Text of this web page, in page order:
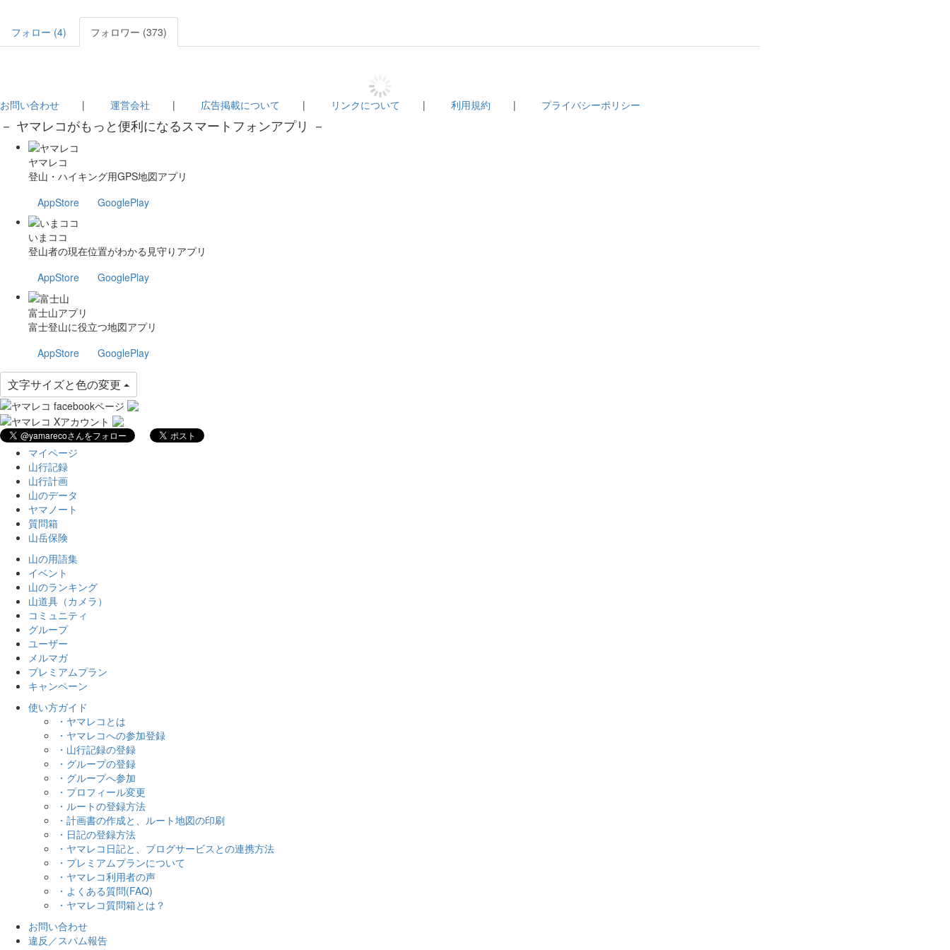
フォロー (4) フォロワー (373)
お問い合わせ | 運営会社 | 広告掲載について | リンクについて | 利用規約 | プライバシーポリシー
－ ヤマレコがもっと便利になるスマートフォンアプリ －
ヤマレコ
登山・ハイキング用GPS地図アプリ
AppStore
GooglePlay
いまココ
登山者の現在位置がわかる見守りアプリ
AppStore
GooglePlay
富士山アプリ
富士登山に役立つ地図アプリ
AppStore
GooglePlay
文字サイズと色の変更
マイページ
山行記録
山行計画
山のデータ
ヤマノート
質問箱
山岳保険
山の用語集
イベント
山のランキング
山道具（カメラ）
コミュニティ
グループ
ユーザー
メルマガ
プレミアムプラン
キャンペーン
使い方ガイド
・ヤマレコとは
・ヤマレコへの参加登録
・山行記録の登録
・グループの登録
・グループへ参加
・プロフィール変更
・ルートの登録方法
・計画書の作成と、ルート地図の印刷
・日記の登録方法
・ヤマレコ日記と、ブログサービスとの連携方法
・プレミアムプランについて
・ヤマレコ利用者の声
・よくある質問(FAQ)
・ヤマレコ質問箱とは？
お問い合わせ
違反／スパム報告